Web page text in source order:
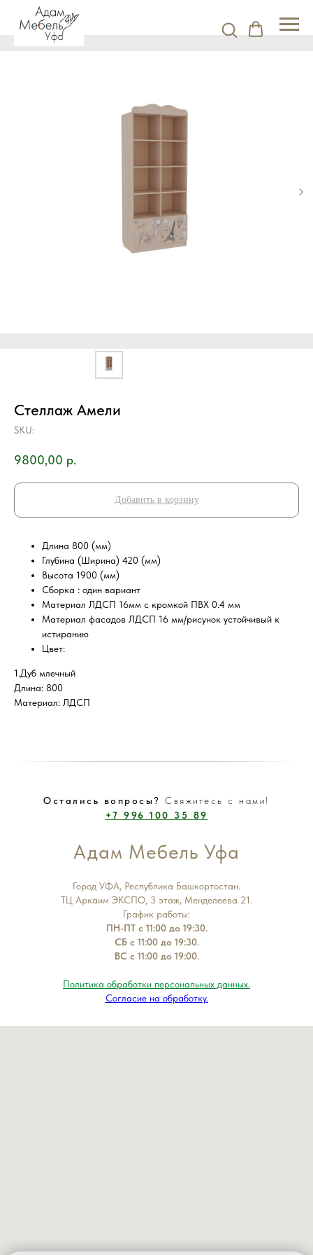
Стеллаж Амели
SKU:
9800,00 р.
Добавить в корзину
Длина 800 (мм)
Глубина (Ширина) 420 (мм)
Высота 1900 (мм)
Сборка : один вариант
Материал ЛДСП 16мм с кромкой ПВХ 0.4 мм
Материал фасадов ЛДСП 16 мм/рисунок устойчивый к
истиранию
Цвет:
1.Дуб млечный
Длина: 800
Материал: ЛДСП
Остались вопросы?Свяжитесь с нами!
+7 996 100 35 89
Адам Мебель Уфа
Город УФА, Республика Башкортостан.
ТЦ Аркаим ЭКСПО, 3 этаж, Менделеева 21.
График работы:
ПН-ПТ с 11:00 до 19:30.
СБ с 11:00 до 19:30.
ВС с 11:00 до 19:00.
Политика обработки персональных данных.
Согласие на обработку.